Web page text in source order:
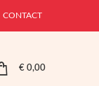
CONTACT
€ 0,00